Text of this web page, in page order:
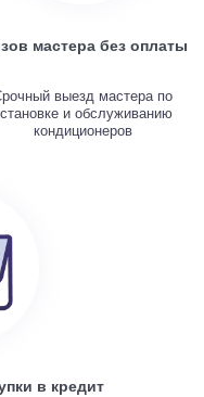
мастера без оплаты
выезд мастера по
и обслуживанию
кондиционеров
в кредит